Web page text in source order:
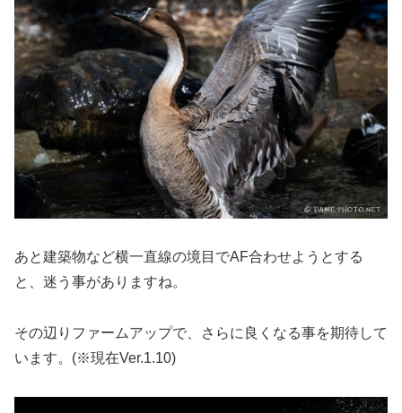
あと建築物など横一直線の境目でAF合わせようとする
と、迷う事がありますね。
その辺りファームアップで、さらに良くなる事を期待して
います。(※現在Ver.1.10)